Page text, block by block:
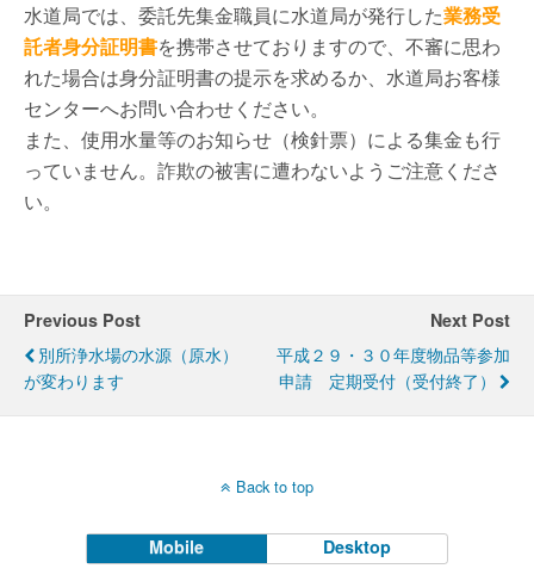
水道局では、委託先集金職員に水道局が発行した業務受
託者身分証明書を携帯させておりますので、不審に思わ
れた場合は身分証明書の提示を求めるか、水道局お客様
センターへお問い合わせください。
また、使用水量等のお知らせ（検針票）による集金も行
っていません。詐欺の被害に遭わないようご注意くださ
い。
Previous Post
別所浄水場の水源（原水）
が変わります
Next Post
平成２９・３０年度物品等参加
申請 定期受付（受付終了）
Back to top
Mobile Desktop